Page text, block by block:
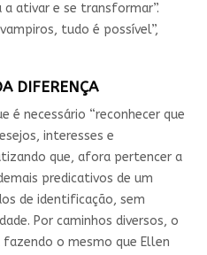
a ativar e se transformar”.
tudo é possível”,
DIFERENÇA
é necessário “reconhecer que
interesses e
que, afora pertencer a
predicativos de um
de identificação, sem
Por caminhos diversos, o
o mesmo que Ellen